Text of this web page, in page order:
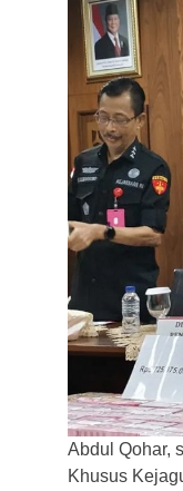
Abdul Qohar,
Khusus